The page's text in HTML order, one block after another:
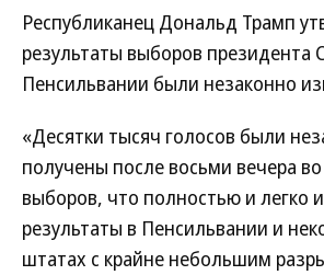
Республиканец Дональд Трамп
результаты выборов президента
Пенсильвании были незаконно
«Десятки тысяч голосов были
получены после восьми вечера
выборов, что полностью и легко
результаты в Пенсильвании и
штатах с крайне небольшим